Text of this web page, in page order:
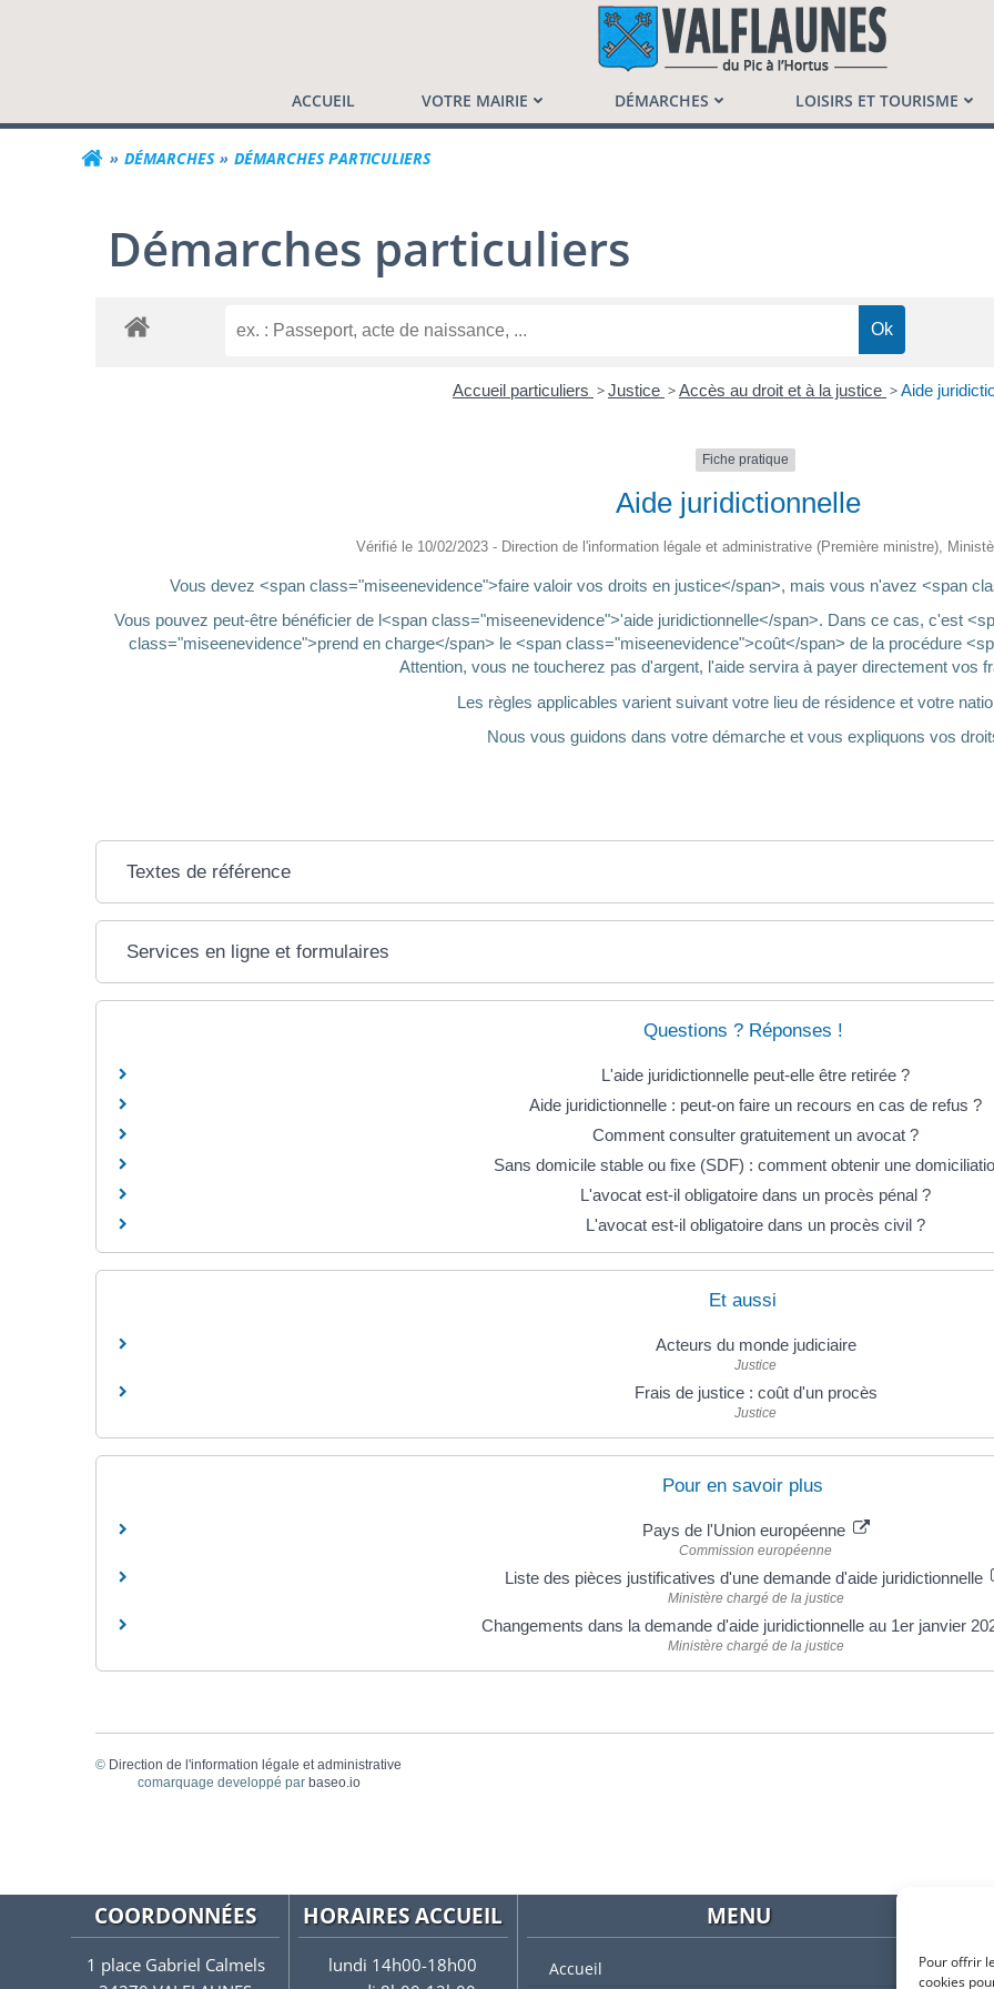
Pour offrir
cookies
Commune de Valflaunès
ACCUEIL VOTRE MAIRIE DÉMARCHES LOISIRS ET TOURISME
DÉMARCHES DÉMARCHES PARTICULIERS
Démarches particuliers
Accueil particuliers >Justice >Accès au droit et à la justice >Aide
Fiche pratique
Aide juridictionnelle
Vérifié le 10/02/2023 - Direction de l'information légale et administrative (Première ministre),
Vous devez <span class="miseenevidence">faire valoir vos droits en justice</span>, mais vous n'avez <span
Vous pouvez peut-être bénéficier de l<span class="miseenevidence">'aide juridictionnelle</span>. Dans ce cas, c'est
class="miseenevidence">prend en charge</span> le <span class="miseenevidence">coût</span> de la procédure
Attention, vous ne toucherez pas d'argent, l'aide servira à payer directement vos
Les règles applicables varient suivant votre lieu de résidence et votre
Nous vous guidons dans votre démarche et vous expliquons vos
Textes de référence
Services en ligne et formulaires
Questions ? Réponses !
L'aide juridictionnelle peut-elle être retirée ?
Aide juridictionnelle : peut-on faire un recours en cas de refus ?
Comment consulter gratuitement un avocat ?
Sans domicile stable ou fixe (SDF) : comment obtenir une
L'avocat est-il obligatoire dans un procès pénal ?
L'avocat est-il obligatoire dans un procès civil ?
Et aussi
Acteurs du monde judiciaire
Justice
Frais de justice : coût d'un procès
Justice
Pour en savoir plus
Pays de l'Union européenne
Commission européenne
Liste des pièces justificatives d'une demande d'aide juridictionnelle
Ministère chargé de la justice
Changements dans la demande d'aide juridictionnelle au 1er janvier
Ministère chargé de la justice
© Direction de l'information légale et administrative
comarquage developpé par baseo.io
COORDONNÉES
1 place Gabriel Calmels
HORAIRES ACCUEIL
lundi 14h00-18h00
MENU
Accueil